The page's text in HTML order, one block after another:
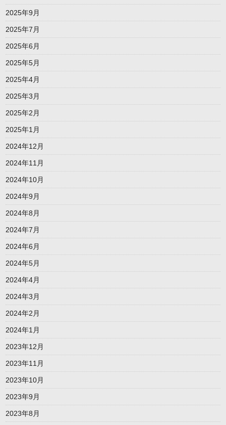
2025年9月
2025年7月
2025年6月
2025年5月
2025年4月
2025年3月
2025年2月
2025年1月
2024年12月
2024年11月
2024年10月
2024年9月
2024年8月
2024年7月
2024年6月
2024年5月
2024年4月
2024年3月
2024年2月
2024年1月
2023年12月
2023年11月
2023年10月
2023年9月
2023年8月